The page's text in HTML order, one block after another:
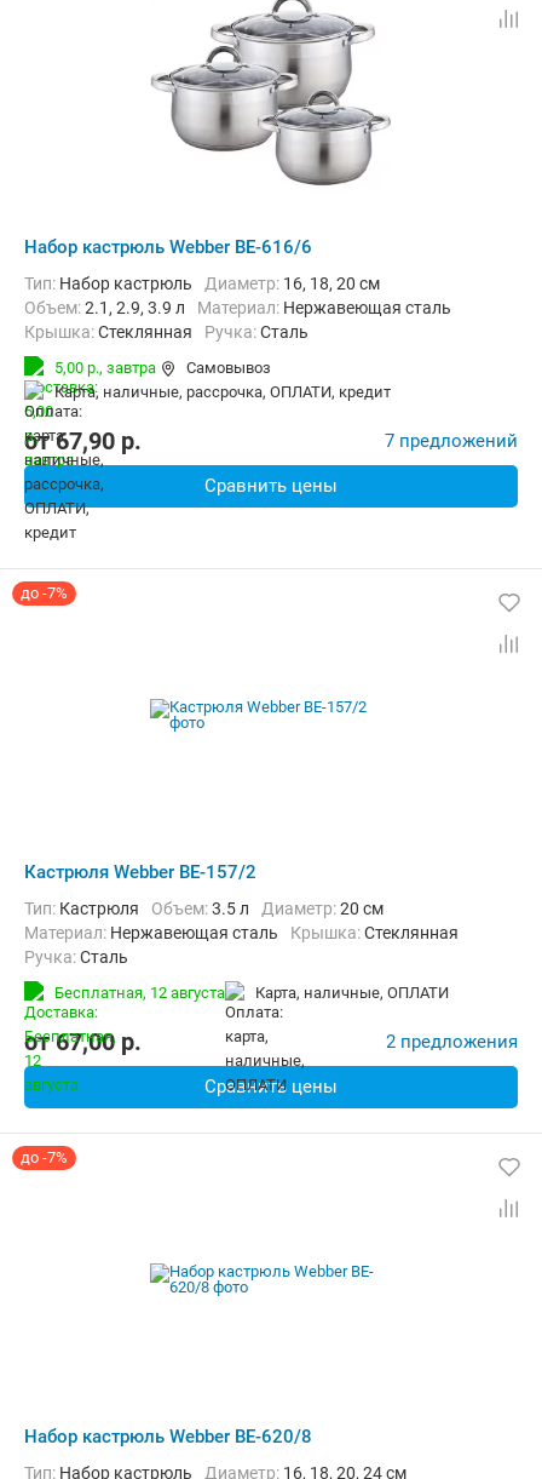
Набор кастрюль Webber BE-616/6
Тип: Набор кастрюль диаметр: 16, 18, 20 см
объем:2.1, 2.9, 3.9 л материал: Нержавеющая сталь
крышка:Стеклянная ручка:Сталь
5,00 р., завтра
Самовывоз
карта, наличные, рассрочка, ОПЛАТИ, кредит
от67,90 p. 7 предложений
Сравнить цены
до -7%
Кастрюля Webber BE-157/2
Тип: Кастрюля Объем:3.5 л Диаметр:20 см
материал: Нержавеющая сталь крышка:Стеклянная
ручка:Сталь
Бесплатная, 12 августа карта, наличные, ОПЛАТИ
от67,00 p. 2 предложения
Сравнить цены
до -7%
Набор кастрюль Webber BE-620/8
Тип: Набор кастрюль диаметр: 16, 18, 20, 24 см